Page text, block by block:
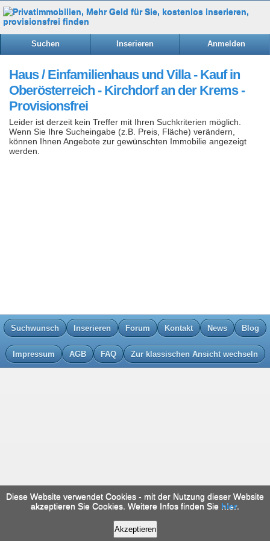
Suchen Inserieren Anmelden
Haus / Einfamilienhaus und Villa - Kauf in
Oberösterreich - Kirchdorf an der Krems -
Provisionsfrei
Leider ist derzeit kein Treffer mit Ihren Suchkriterien möglich.
Wenn Sie Ihre Sucheingabe (z.B. Preis, Fläche) verändern,
können Ihnen Angebote zur gewünschten Immobilie angezeigt
werden.
Suchwunsch Inserieren Forum Kontakt News Blog
Impressum AGB FAQ Zur klassischen Ansicht wechseln
Diese Website verwendet Cookies - mit der Nutzung dieser Website
akzeptieren Sie Cookies. Weitere Infos finden Sie hier.